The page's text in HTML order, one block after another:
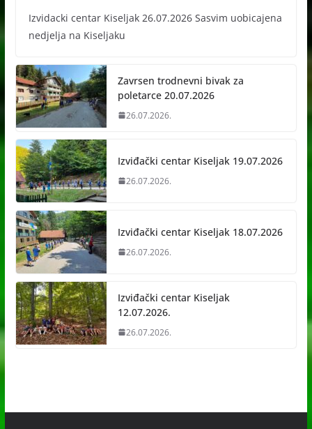
Izvidacki centar Kiseljak 26.07.2026 Sasvim uobicajena
nedjelja na Kiseljaku
Zavrsen trodnevni bivak za
poletarce 20.07.2026
26.07.2026.
Izviđački centar Kiseljak 19.07.2026
26.07.2026.
Izviđački centar Kiseljak 18.07.2026
26.07.2026.
Izviđački centar Kiseljak
12.07.2026.
26.07.2026.